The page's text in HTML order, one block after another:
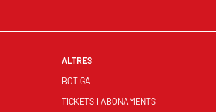
ALTRES
BOTIGA
TICKETS I ABONAMENTS